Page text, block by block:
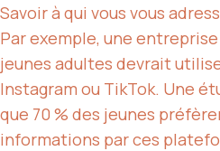
Savoir à qui vous vous
Par exemple, une
jeunes adultes devrait
Instagram ou TikTok. Une
que 70 % des jeunes
informations par ces